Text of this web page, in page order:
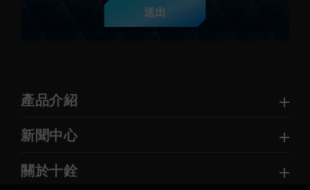
送出
產品介紹
新聞中心
關於十銓